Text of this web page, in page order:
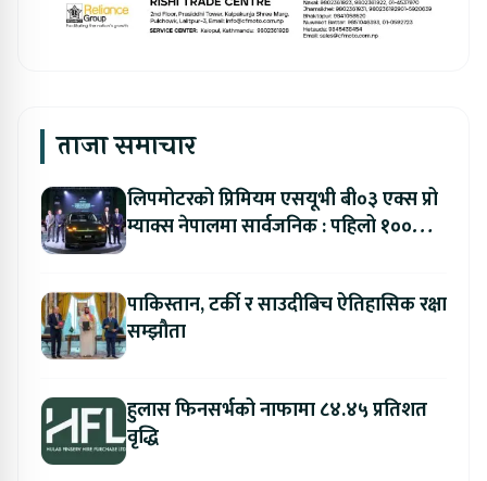
ताजा समाचार
लिपमोटरको प्रिमियम एसयूभी बी०३ एक्स प्रो
म्याक्स नेपालमा सार्वजनिक : पहिलो १००
पाकिस्तान, टर्की र साउदीबिच ऐतिहासिक रक्षा
सम्झौता
हुलास फिनसर्भको नाफामा ८४.४५ प्रतिशत
वृद्धि